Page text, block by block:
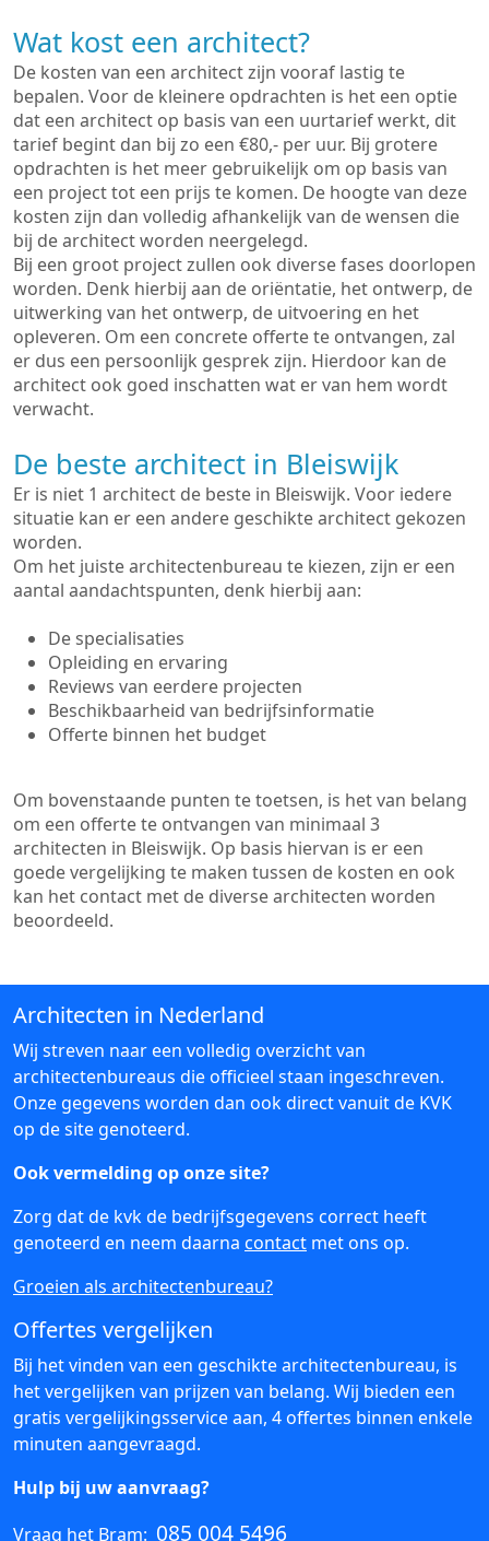
Wat kost een architect?
De kosten van een architect zijn vooraf lastig te
bepalen. Voor de kleinere opdrachten is het een optie
dat een architect op basis van een uurtarief werkt, dit
tarief begint dan bij zo een €80,- per uur. Bij grotere
opdrachten is het meer gebruikelijk om op basis van
een project tot een prijs te komen. De hoogte van deze
kosten zijn dan volledig afhankelijk van de wensen die
bij de architect worden neergelegd.
Bij een groot project zullen ook diverse fases doorlopen
worden. Denk hierbij aan de oriëntatie, het ontwerp, de
uitwerking van het ontwerp, de uitvoering en het
opleveren. Om een concrete offerte te ontvangen, zal
er dus een persoonlijk gesprek zijn. Hierdoor kan de
architect ook goed inschatten wat er van hem wordt
verwacht.
De beste architect in Bleiswijk
Er is niet 1 architect de beste in Bleiswijk. Voor iedere
situatie kan er een andere geschikte architect gekozen
worden.
Om het juiste architectenbureau te kiezen, zijn er een
aantal aandachtspunten, denk hierbij aan:
De specialisaties
Opleiding en ervaring
Reviews van eerdere projecten
Beschikbaarheid van bedrijfsinformatie
Offerte binnen het budget
Om bovenstaande punten te toetsen, is het van belang
om een offerte te ontvangen van minimaal 3
architecten in Bleiswijk. Op basis hiervan is er een
goede vergelijking te maken tussen de kosten en ook
kan het contact met de diverse architecten worden
beoordeeld.
Architecten in Nederland
Wij streven naar een volledig overzicht van
architectenbureaus die officieel staan ingeschreven.
Onze gegevens worden dan ook direct vanuit de KVK
op de site genoteerd.
Ook vermelding op onze site?
Zorg dat de kvk de bedrijfsgegevens correct heeft
genoteerd en neem daarna contact met ons op.
Groeien als architectenbureau?
Offertes vergelijken
Bij het vinden van een geschikte architectenbureau, is
het vergelijken van prijzen van belang. Wij bieden een
gratis vergelijkingsservice aan, 4 offertes binnen enkele
minuten aangevraagd.
Hulp bij uw aanvraag?
Vraag het Bram: 085 004 5496